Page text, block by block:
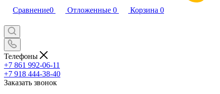
Сравнение0 Отложенные 0 Корзина 0
Телефоны
+7 861 992-06-11
+7 918 444-38-40
Заказать звонок